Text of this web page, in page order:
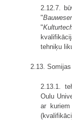
2.12.7.
"
"
tehniķu
2.13.
2.13.1.
Oulu
ar kuriem